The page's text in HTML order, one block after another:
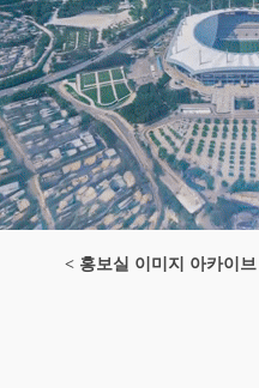
< 홍보실 이미지 아카이